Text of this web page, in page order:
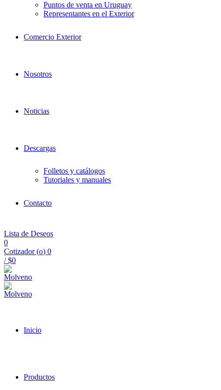
Puntos de venta en Uruguay
Representantes en el Exterior
Comercio Exterior
Nosotros
Noticias
Descargas
Folletos y catálogos
Tutoriales y manuales
Contacto
Lista de Deseos
0
Cotizador (o) 0
/ $0
Inicio
Productos